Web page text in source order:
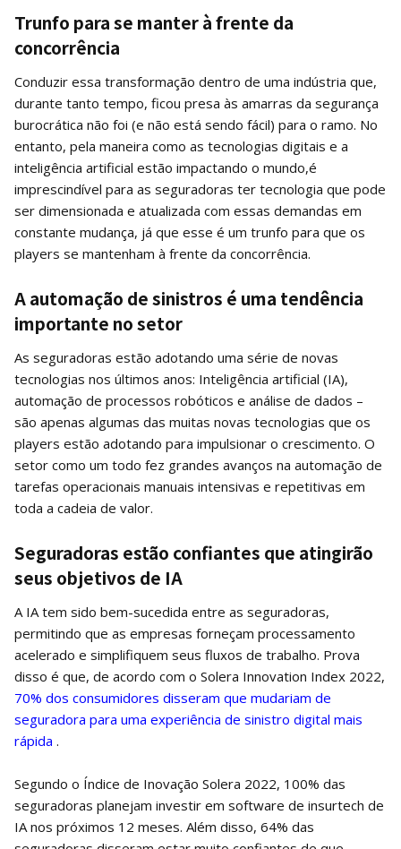
Trunfo para se manter à frente da
concorrência
Conduzir essa transformação dentro de uma indústria que,
durante tanto tempo, ficou presa às amarras da segurança
burocrática não foi (e não está sendo fácil) para o ramo. No
entanto, pela maneira como as tecnologias digitais e a
inteligência artificial estão impactando o mundo,é
imprescindível para as seguradoras ter tecnologia que pode
ser dimensionada e atualizada com essas demandas em
constante mudança, já que esse é um trunfo para que os
players se mantenham à frente da concorrência.
A automação de sinistros é uma tendência
importante no setor
As seguradoras estão adotando uma série de novas
tecnologias nos últimos anos: Inteligência artificial (IA),
automação de processos robóticos e análise de dados –
são apenas algumas das muitas novas tecnologias que os
players estão adotando para impulsionar o crescimento. O
setor como um todo fez grandes avanços na automação de
tarefas operacionais manuais intensivas e repetitivas em
toda a cadeia de valor.
Seguradoras estão confiantes que atingirão
seus objetivos de IA
A IA tem sido bem-sucedida entre as seguradoras,
permitindo que as empresas forneçam processamento
acelerado e simplifiquem seus fluxos de trabalho. Prova
disso é que, de acordo com o Solera Innovation Index 2022,
70% dos consumidores disseram que mudariam de
seguradora para uma experiência de sinistro digital mais
rápida .
Segundo o Índice de Inovação Solera 2022, 100% das
seguradoras planejam investir em software de insurtech de
IA nos próximos 12 meses. Além disso, 64% das